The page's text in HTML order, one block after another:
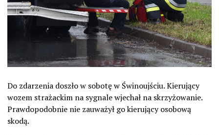
Do zdarzenia doszło w sobotę w Świnoujściu. Kierujący
wozem strażackim na sygnale wjechał na skrzyżowanie.
Prawdopodobnie nie zauważył go kierujący osobową
skodą.